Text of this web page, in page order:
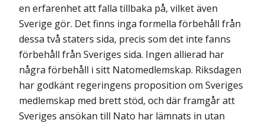
en erfarenhet att falla tillbaka på, vilket även
Sverige gör. Det finns inga formella förbehåll från
dessa två staters sida, precis som det inte fanns
förbehåll från Sveriges sida. Ingen allierad har
några förbehåll i sitt Natomedlemskap. Riksdagen
har godkänt regeringens proposition om Sveriges
medlemskap med brett stöd, och där framgår att
Sveriges ansökan till Nato har lämnats in utan